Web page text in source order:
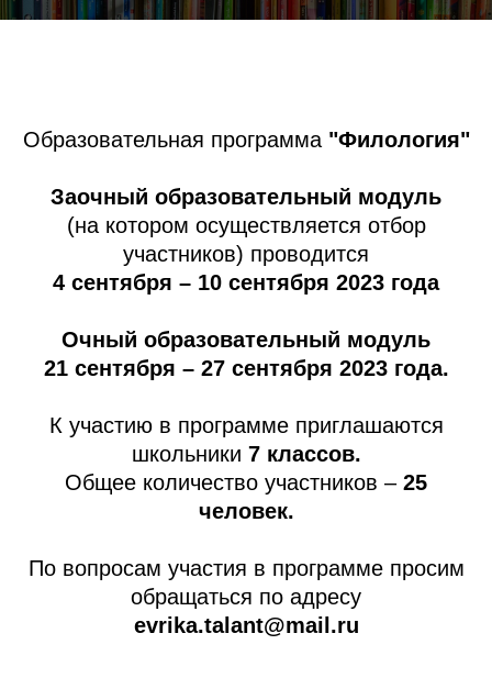
Образовательная программа "Филология"
Заочный образовательный модуль
(на котором осуществляется отбор
участников) проводится
4 сентября – 10 сентября 2023 года
Очный образовательный модуль
21 сентября – 27 сентября 2023 года.
К участию в программе приглашаются
школьники 7 классов.
Общее количество участников – 25
человек.
По вопросам участия в программе просим
обращаться по адресу
evrika.talant@mail.ru